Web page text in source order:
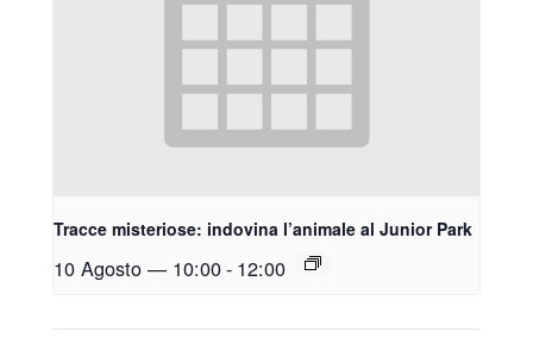
Tracce misteriose: indovina l’animale al Junior Park
10 Agosto — 10:00- 12:00